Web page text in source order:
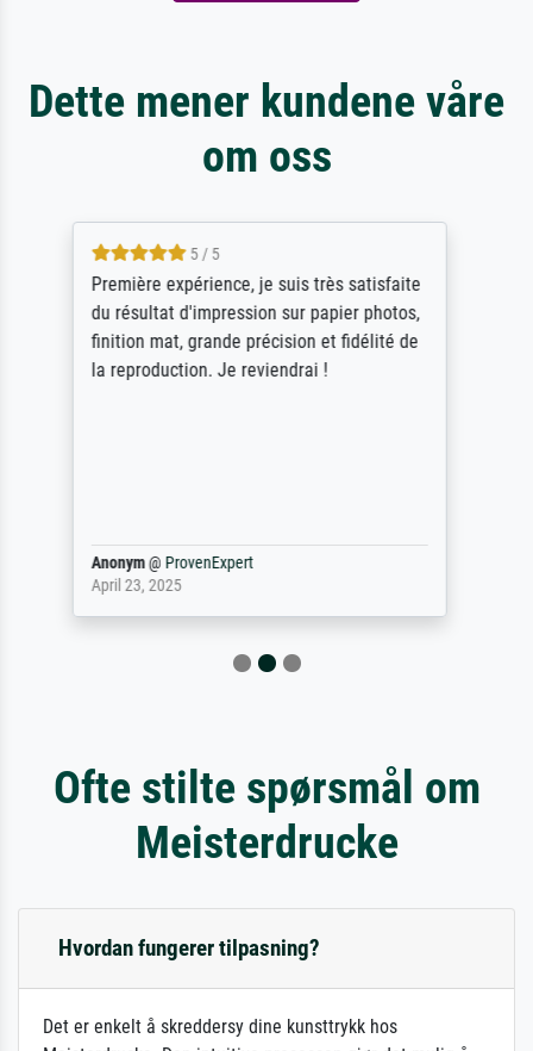
Dette mener kundene våre
om oss
4.5 / 5
ik beoordeel Meisterdrucke zeer positief.
Door de 69505 beschikbare kunstenaars
scrollen is echter onbegonnen werk (na
stoppen begint het weer van voor af aan).
philip@ProvenExpert
September 23, 2025
Ofte stilte spørsmål om
Meisterdrucke
Hvordan fungerer tilpasning?
Det er enkelt å skreddersy dine kunsttrykk hos